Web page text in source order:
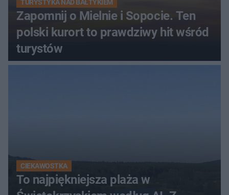
TURYSTYKA NAD BAŁTYKIEM
Zapomnij o Mielnie i Sopocie. Ten
polski kurort to prawdziwy hit wśród
turystów
CIEKAWOSTKA
To najpiękniejsza plaża w